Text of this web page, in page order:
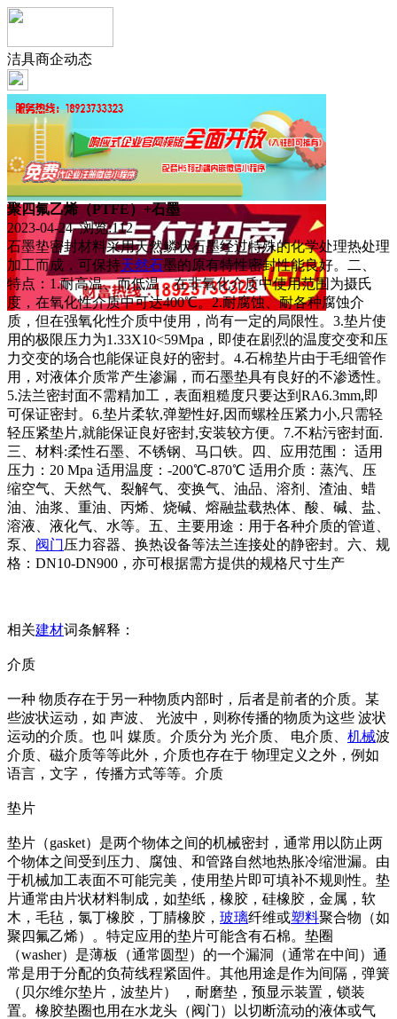
洁具商企动态
聚四氟乙烯（PTFE）+石墨
2023-04-24 浏览:112
石墨垫密封材料采用天然鳞状石墨经过特殊的化学处理热处理
加工而成，可保持天然石墨的原有特性密封性能良好。二、
特点：1.耐高温、而低温，在非氧化介质中使用范围为摄氏
度，在氧化性介质中可达400℃。2.耐腐蚀、耐各种腐蚀介
质，但在强氧化性介质中使用，尚有一定的局限性。3.垫片使
用的极限压力为1.33X10<59Mpa，即使在剧烈的温度交变和压
力交变的场合也能保证良好的密封。4.石棉垫片由于毛细管作
用，对液体介质常产生渗漏，而石墨垫具有良好的不渗透性。
5.法兰密封面不需精加工，表面粗糙度只要达到RA6.3mm,即
可保证密封。6.垫片柔软,弹塑性好,因而螺栓压紧力小,只需轻
轻压紧垫片,就能保证良好密封,安装较方便。7.不粘污密封面.
三、材料:柔性石墨、不锈钢、马口铁。四、应用范围： 适用
压力：20 Mpa 适用温度：-200℃-870℃ 适用介质：蒸汽、压
缩空气、天然气、裂解气、变换气、油品、溶剂、渣油、蜡
油、油浆、重油、丙烯、烧碱、熔融盐载热体、酸、碱、盐、
溶液、液化气、水等。五、主要用途：用于各种介质的管道、
泵、 阀门压力容器、换热设备等法兰连接处的静密封。六、规
格：DN10-DN900，亦可根据需方提供的规格尺寸生产
相关建材词条解释：
介质
一种 物质存在于另一种物质内部时，后者是前者的介质。某
些波状运动，如 声波、 光波中，则称传播的物质为这些 波状
运动的介质。也 叫 媒质。介质分为 光介质、 电介质、 机械波
介质、磁介质等等此外，介质也存在于 物理定义之外，例如
语言，文字， 传播方式等等。介质
垫片
垫片（gasket）是两个物体之间的机械密封，通常用以防止两
个物体之间受到压力、腐蚀、和管路自然地热胀冷缩泄漏。由
于机械加工表面不可能完美，使用垫片即可填补不规则性。垫
片通常由片状材料制成，如垫纸，橡胶，硅橡胶，金属，软
木，毛毡，氯丁橡胶，丁腈橡胶， 玻璃纤维或塑料聚合物（如
聚四氟乙烯）。特定应用的垫片可能含有石棉。垫圈
（washer）是薄板（通常圆型）的一个漏洞（通常在中间）通
常是用于分配的负荷线程紧固件。其他用途是作为间隔，弹簧
（贝尔维尔垫片，波垫片） ，耐磨垫，预显示装置，锁装
置。橡胶垫圈也用在水龙头（阀门）以切断流动的液体或气